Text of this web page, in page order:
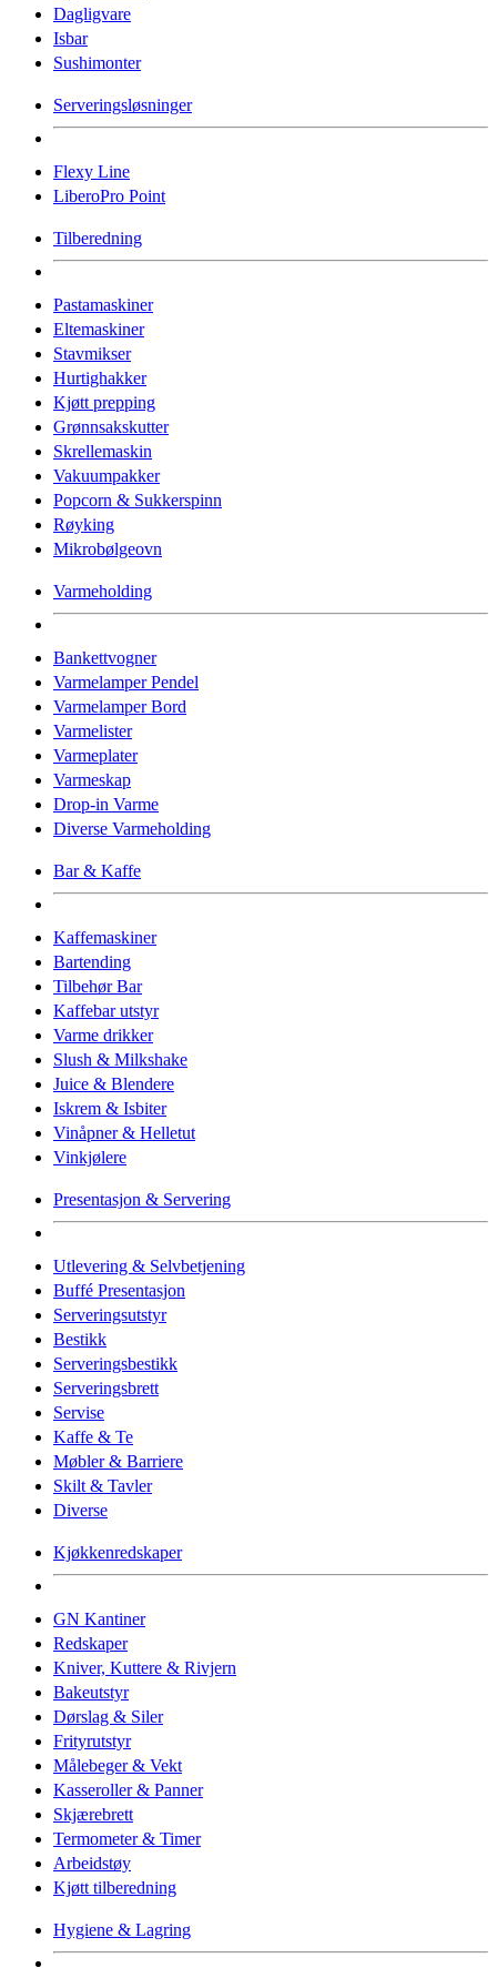
Dagligvare
Isbar
Sushimonter
Serveringsløsninger
Flexy Line
LiberoPro Point
Tilberedning
Pastamaskiner
Eltemaskiner
Stavmikser
Hurtighakker
Kjøtt prepping
Grønnsakskutter
Skrellemaskin
Vakuumpakker
Popcorn & Sukkerspinn
Røyking
Mikrobølgeovn
Varmeholding
Bankettvogner
Varmelamper Pendel
Varmelamper Bord
Varmelister
Varmeplater
Varmeskap
Drop-in Varme
Diverse Varmeholding
Bar & Kaffe
Kaffemaskiner
Bartending
Tilbehør Bar
Kaffebar utstyr
Varme drikker
Slush & Milkshake
Juice & Blendere
Iskrem & Isbiter
Vinåpner & Helletut
Vinkjølere
Presentasjon & Servering
Utlevering & Selvbetjening
Buffé Presentasjon
Serveringsutstyr
Bestikk
Serveringsbestikk
Serveringsbrett
Servise
Kaffe & Te
Møbler & Barriere
Skilt & Tavler
Diverse
Kjøkkenredskaper
GN Kantiner
Redskaper
Kniver, Kuttere & Rivjern
Bakeutstyr
Dørslag & Siler
Frityrutstyr
Målebeger & Vekt
Kasseroller & Panner
Skjærebrett
Termometer & Timer
Arbeidstøy
Kjøtt tilberedning
Hygiene & Lagring